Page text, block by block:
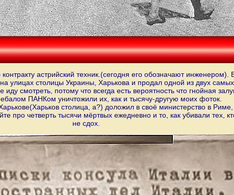
астрийский техник.(сегодня его обозначают инженером).
улицах столицы Украины, Харькова и продал одной из двух
иду смотреть, потому что всегда есть вероятность что гнойная
ПАНКом уничтожили их, как и тысячу-другую моих фоток.
столица, а?) доложил в своё министерство в
про четверть тысячи мёртвых ежедневно и то, как убивали тех,
не сдох.